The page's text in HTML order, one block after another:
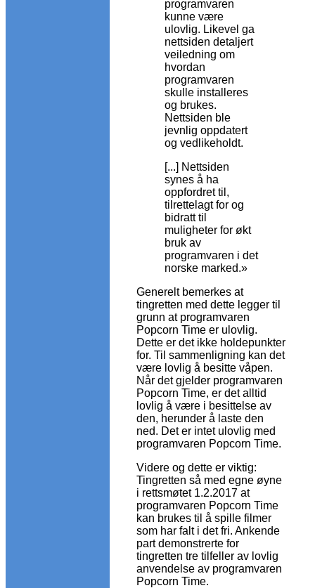
programvaren
kunne være
ulovlig. Likevel ga
nettsiden detaljert
veiledning om
hvordan
programvaren
skulle installeres
og brukes.
Nettsiden ble
jevnlig oppdatert
og vedlikeholdt.
[...] Nettsiden
synes å ha
oppfordret til,
tilrettelagt for og
bidratt til
muligheter for økt
bruk av
programvaren i det
norske marked.»
Generelt bemerkes at
tingretten med dette legger til
grunn at programvaren
Popcorn Time er ulovlig.
Dette er det ikke holdepunkter
for. Til sammenligning kan det
være lovlig å besitte våpen.
Når det gjelder programvaren
Popcorn Time, er det alltid
lovlig å være i besittelse av
den, herunder å laste den
ned. Det er intet ulovlig med
programvaren Popcorn Time.
Videre og dette er viktig:
Tingretten så med egne øyne
i rettsmøtet 1.2.2017 at
programvaren Popcorn Time
kan brukes til å spille filmer
som har falt i det fri. Ankende
part demonstrerte for
tingretten tre tilfeller av lovlig
anvendelse av programvaren
Popcorn Time.